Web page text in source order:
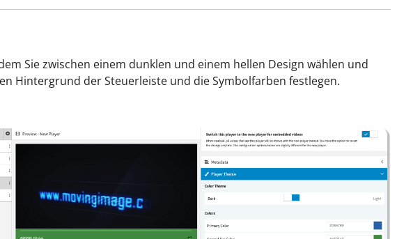
Sie zwischen einem dunklen und einem hellen Design wählen und
Hintergrund der Steuerleiste und die Symbolfarben festlegen.